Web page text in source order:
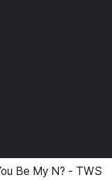
Be My N? - TWS